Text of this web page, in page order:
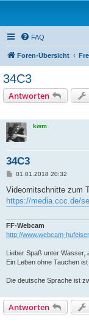
FAQ
Foren-Übersicht
34C3
Antworten
kwm
34C3
B
i
r
01.01.2018 20:32
Videomitschnitte zum
https://media.ccc.de/
FF-Webcam
http://www.webcam-
Lieber Spaß unter Wasser,
Ein Leben ohne Tauchen
Die deutsche Sprache ist
Antworten